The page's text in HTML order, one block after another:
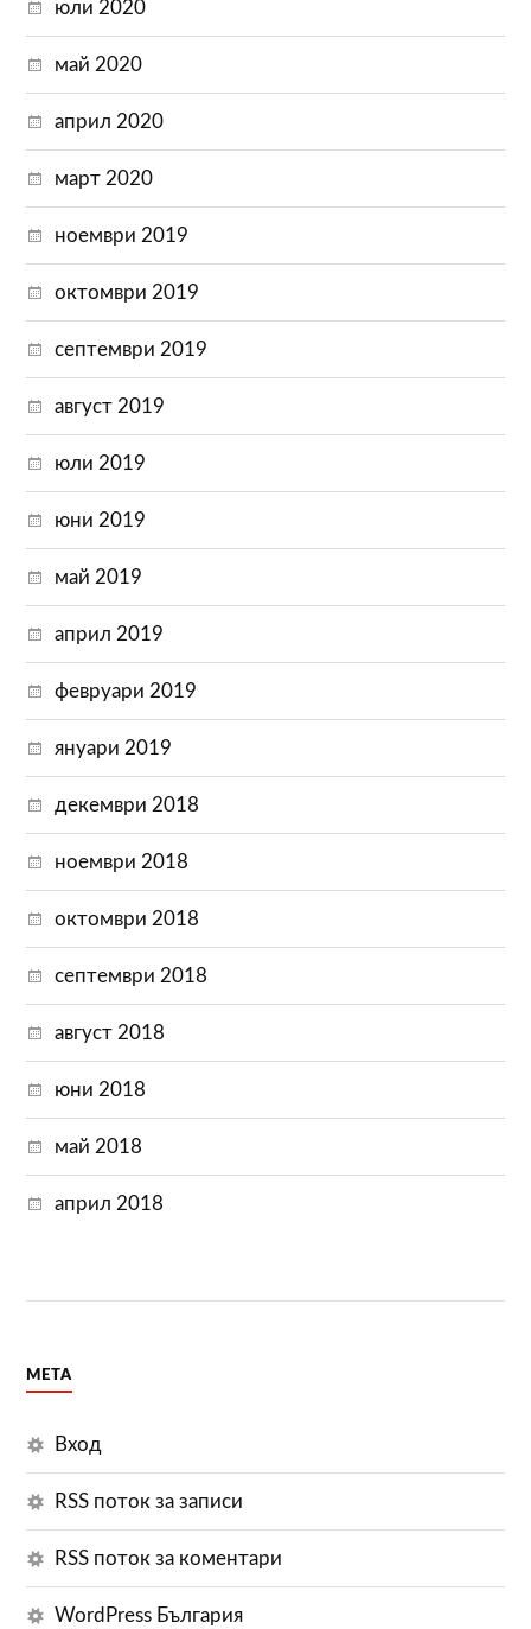
юли 2020
май 2020
април 2020
март 2020
ноември 2019
октомври 2019
септември 2019
август 2019
юли 2019
юни 2019
май 2019
април 2019
февруари 2019
януари 2019
декември 2018
ноември 2018
октомври 2018
септември 2018
август 2018
юни 2018
май 2018
април 2018
МЕТА
Вход
RSS поток за записи
RSS поток за коментари
WordPress България